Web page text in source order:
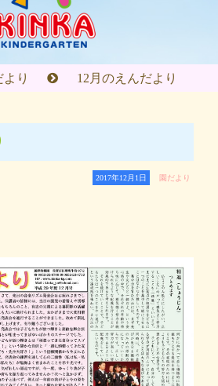
より 12月のえんだより
2017年12月1日 園だより